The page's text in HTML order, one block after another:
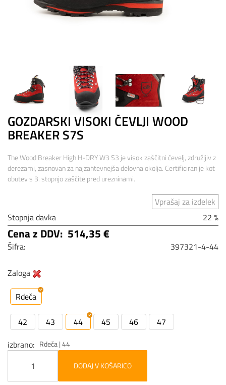
GOZDARSKI VISOKI ČEVLJI WOOD
BREAKER S7S
The Wood Breaker High H-DRY W3 S3 je visok zaščitni čevelj, združljiv z
derezami, zasnovan za najzahtevnejša delovna okolja. Certificiran je kot
obutev s 3. stopnjo zaščite pred urezninami.
Vprašaj za izdelek
Stopnja davka
22 %
Cena z DDV: 514,35 €
Šifra: 397321-4-44
Zaloga
Rdeča
42 43 44 45 46
47
izbrano
Rdeča | 44
DODAJ V KOŠARICO